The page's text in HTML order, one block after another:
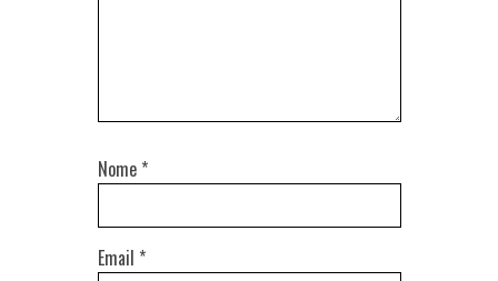
Nome *
Email *